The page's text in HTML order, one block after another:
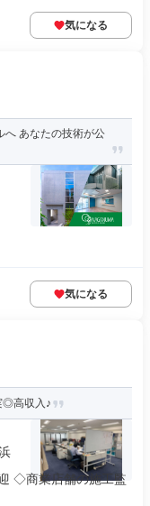
気になる
あなたの技術が公
気になる
◎高収入♪
◇商業店舗の施工監